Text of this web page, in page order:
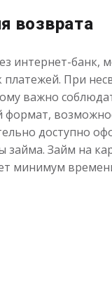
возврата
интернет-
платежей. При
важно
доступно
Займ на
минимум